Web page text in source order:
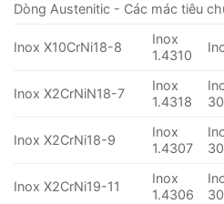
Dòng Austenitic - Các mác tiêu
Inox X10CrNi18-8
Inox
1.4310
Inox X2CrNiN18-7
Inox
1.4318
Inox X2CrNi18-9
Inox
1.4307
Inox X2CrNi19-11
Inox
1.4306